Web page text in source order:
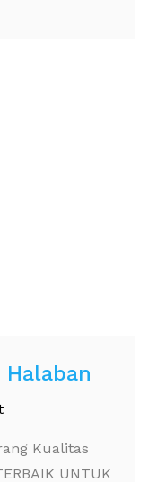
Kualitas
UNTUK